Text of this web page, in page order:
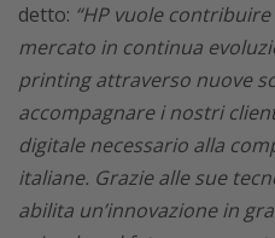
detto: “HP vuole
mercato in continua
printing attraverso nuove
accompagnare i nostri
digitale necessario alla
italiane. Grazie alle sue
abilita un’innovazione in